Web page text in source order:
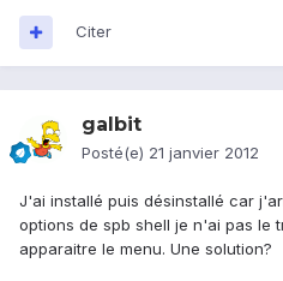
Citer
galbit
Posté(e) 21 janvier 2012
J'ai installé puis désinstallé car
options de spb shell je n'ai pas le
apparaitre le menu. Une solution?